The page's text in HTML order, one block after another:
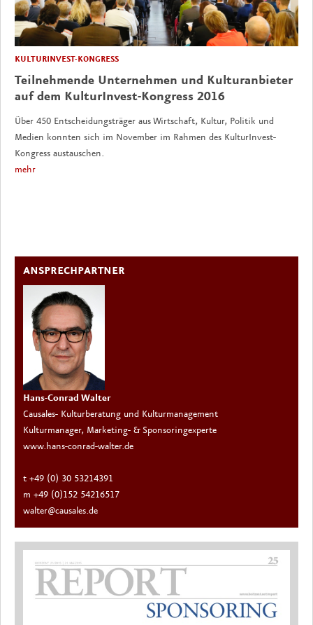
KULTURINVEST-KONGRESS
Teilnehmende Unternehmen und Kulturanbieter
auf dem KulturInvest-Kongress 2016
Über 450 Entscheidungsträger aus Wirtschaft, Kultur, Politik und
Medien konnten sich im November im Rahmen des KulturInvest-
Kongress austauschen.
mehr
ANSPRECHPARTNER
Hans-Conrad Walter
Causales- Kulturberatung und Kulturmanagement
Kulturmanager, Marketing- & Sponsoringexperte
www.hans-conrad-walter.de
t +49 (0) 30 53214391
m +49 (0)152 54216517
walter@causales.de